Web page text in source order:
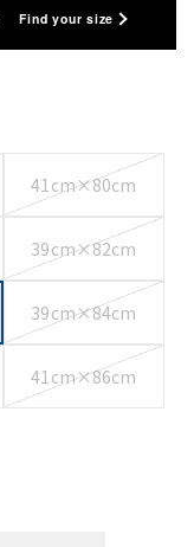
Find your size
41cm×80cm
39cm×82cm
39cm×84cm
41cm×86cm